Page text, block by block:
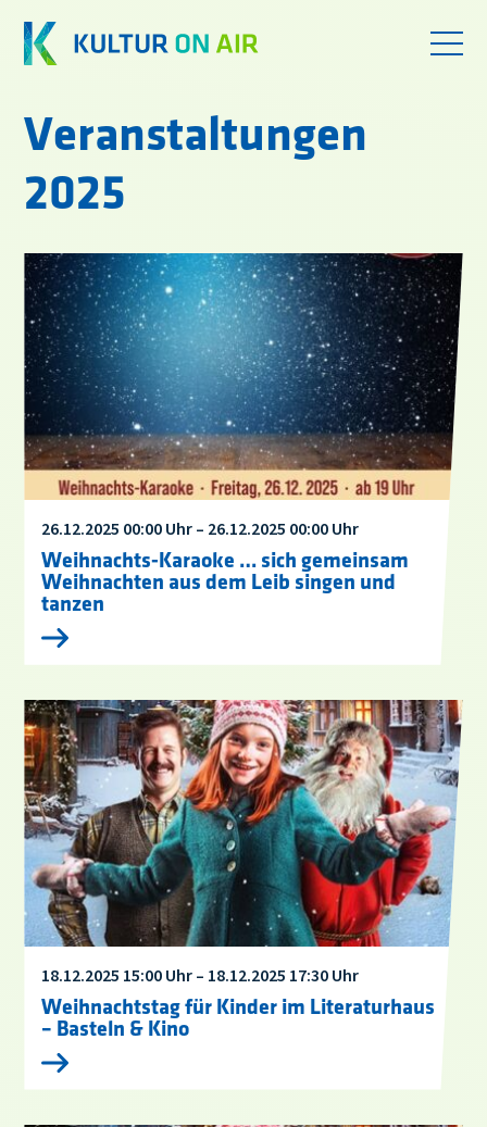
Veranstaltungen
2025
26.12.2025 00:00 Uhr – 26.12.2025 00:00 Uhr
Weihnachts-Karaoke … sich gemeinsam
Weihnachten aus dem Leib singen und
tanzen
18.12.2025 15:00 Uhr – 18.12.2025 17:30 Uhr
Weihnachtstag für Kinder im Literaturhaus
– Basteln & Kino